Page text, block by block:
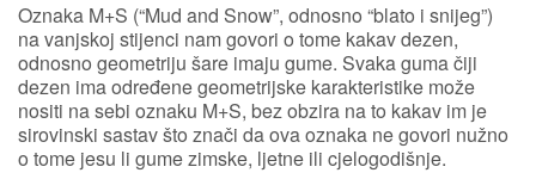
Oznaka M+S (“Mud and Snow”, odnosno “blato i snijeg”)
na vanjskoj stijenci nam govori o tome kakav dezen,
odnosno geometriju šare imaju gume. Svaka guma čiji
dezen ima određene geometrijske karakteristike može
nositi na sebi oznaku M+S, bez obzira na to kakav im je
sirovinski sastav što znači da ova oznaka ne govori nužno
o tome jesu li gume zimske, ljetne ili cjelogodišnje.